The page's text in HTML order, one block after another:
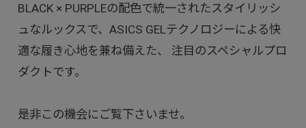
BLACK × PURPLEの配色で統一されたスタイリッシ
ュなルックスで、ASICS GELテクノロジーによる快
適な履き心地を兼ね備えた、 注目のスペシャルプロ
ダクトです。
是非この機会にご覧下さいませ。